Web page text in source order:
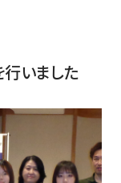
いました